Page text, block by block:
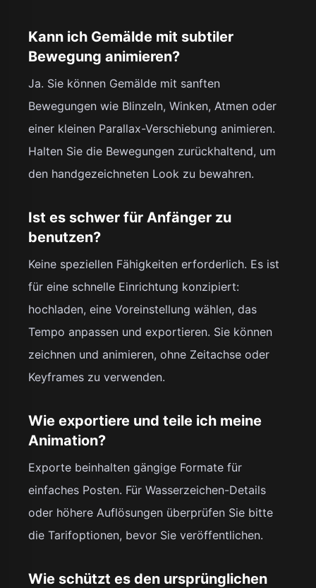
Kann ich Gemälde mit subtiler
Bewegung animieren?
Ja. Sie können Gemälde mit sanften
Bewegungen wie Blinzeln, Winken, Atmen oder
einer kleinen Parallax-Verschiebung animieren.
Halten Sie die Bewegungen zurückhaltend, um
den handgezeichneten Look zu bewahren.
Ist es schwer für Anfänger zu
benutzen?
Keine speziellen Fähigkeiten erforderlich. Es ist
für eine schnelle Einrichtung konzipiert:
hochladen, eine Voreinstellung wählen, das
Tempo anpassen und exportieren. Sie können
zeichnen und animieren, ohne Zeitachse oder
Keyframes zu verwenden.
Wie exportiere und teile ich meine
Animation?
Exporte beinhalten gängige Formate für
einfaches Posten. Für Wasserzeichen-Details
oder höhere Auflösungen überprüfen Sie bitte
die Tarifoptionen, bevor Sie veröffentlichen.
Wie schützt es den ursprünglichen